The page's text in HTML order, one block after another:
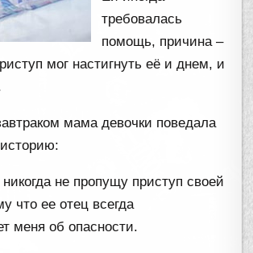
требовалась
помощь, причина –
мог настигнуть её и днем, и
мама девочки поведала
не пропущу приступ своей
что ее отец всегда
меня об опасности.